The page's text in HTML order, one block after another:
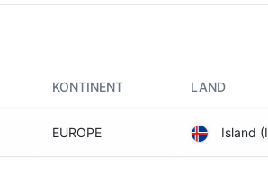
KONTINENT LAND
EUROPE Island